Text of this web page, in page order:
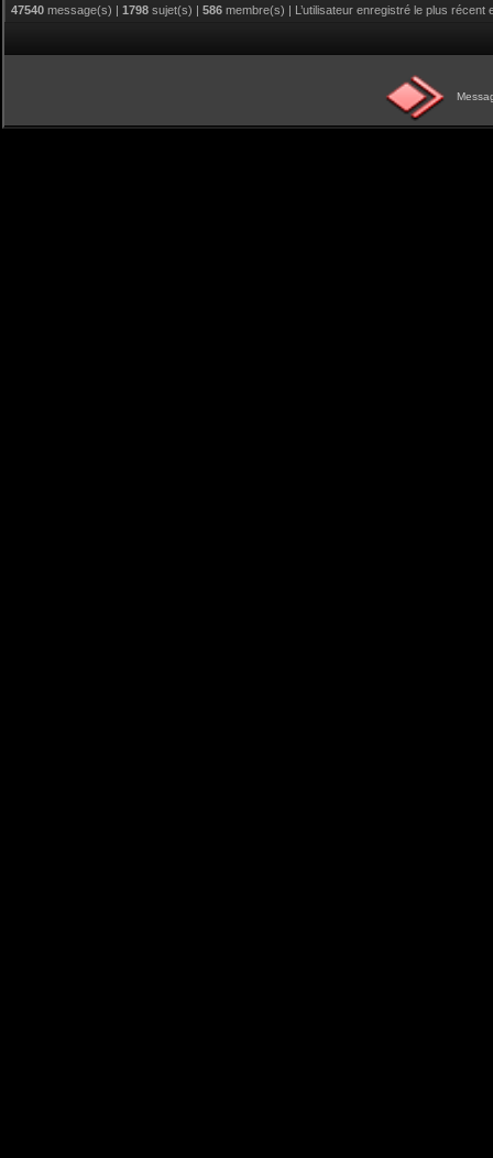
47540 message(s) | 1798 sujet(s) | 586 membre(s) | L’utilisateur enregistré le plus récent